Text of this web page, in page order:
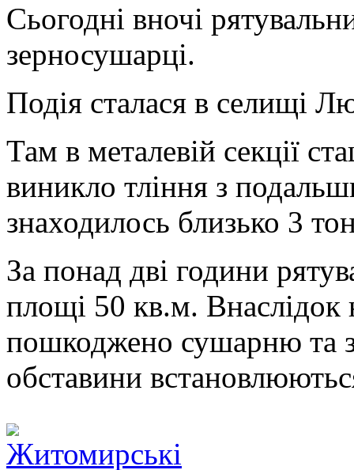
Сьогодні вночі
зерносушарці.
Подія сталася в селищі
Там в металевій секції
виникло тління з
знаходилось близько 3
За понад дві години
площі 50 кв.м. Внаслідок
пошкоджено сушарню та
обставини